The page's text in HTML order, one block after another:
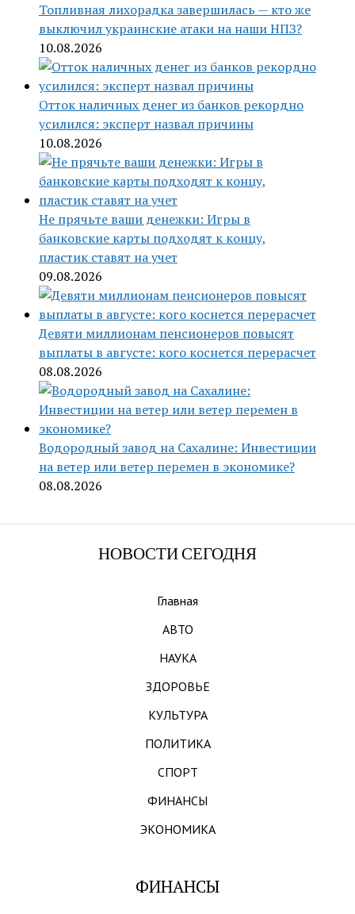
Топливная лихорадка завершилась — кто же
выключил украинские атаки на наши НПЗ?
10.08.2026
Отток наличных денег из банков рекордно
усилился: эксперт назвал причины
10.08.2026
Не прячьте ваши денежки: Игры в
банковские карты подходят к концу,
пластик ставят на учет
09.08.2026
Девяти миллионам пенсионеров повысят
выплаты в августе: кого коснется перерасчет
08.08.2026
Водородный завод на Сахалине: Инвестиции
на ветер или ветер перемен в экономике?
08.08.2026
НОВОСТИ СЕГОДНЯ
Главная
АВТО
НАУКА
ЗДОРОВЬЕ
КУЛЬТУРА
ПОЛИТИКА
СПОРТ
ФИНАНСЫ
ЭКОНОМИКА
ФИНАНСЫ